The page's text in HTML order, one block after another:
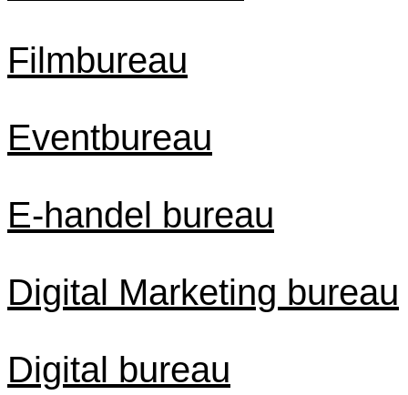
Filmbureau
Eventbureau
E-handel bureau
Digital Marketing bureau
Digital bureau